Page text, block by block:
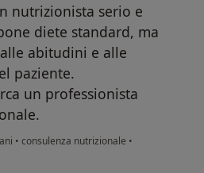
nutrizionista serio e
diete standard, ma
abitudini e alle
paziente.
un professionista
• consulenza nutrizionale •
P.